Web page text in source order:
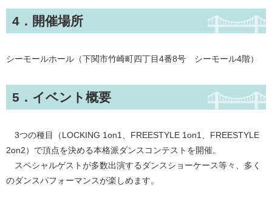
4．開催場所
シーモールホール（下関市竹崎町四丁目4番8号 シーモール4階）
5．イベント概要
3つの種目（LOCKING 1on1、FREESTYLE 1on1、FREESTYLE
2on2）で頂点を決める本格派ダンスコンテストを開催。
スペシャルゲストが多数出演するダンスショーケース等々、多く
のダンスパフォーマンスが楽しめます。